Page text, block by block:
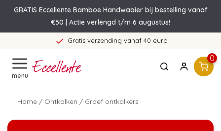
GRATIS Eccellente Bamboe Handwaaier bij bestelling vanaf
€50 | Actie verlengd t/m 6 augustus!
Gratis verzending vanaf 40 euro
menu
0
Home / Ontkalken / Graef ontkalkers